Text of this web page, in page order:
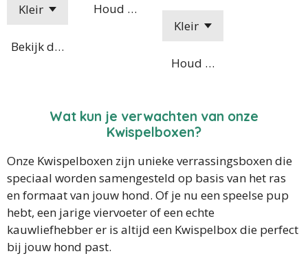
Bekijk details
Houd mij op de hoogte
Houd mij op de hoogte
Wat kun je verwachten van onze
Kwispelboxen?
Onze Kwispelboxen zijn unieke verrassingsboxen die
speciaal worden samengesteld op basis van het ras
en formaat van jouw hond. Of je nu een speelse pup
hebt, een jarige viervoeter of een echte
kauwliefhebber er is altijd een Kwispelbox die perfect
bij jouw hond past.